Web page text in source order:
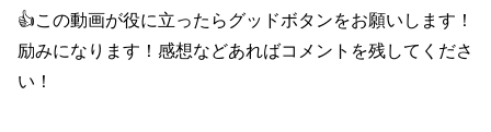
👍この動画が役に立ったらグッドボタンをお願いします！
励みになります！感想などあればコメントを残してくださ
い！